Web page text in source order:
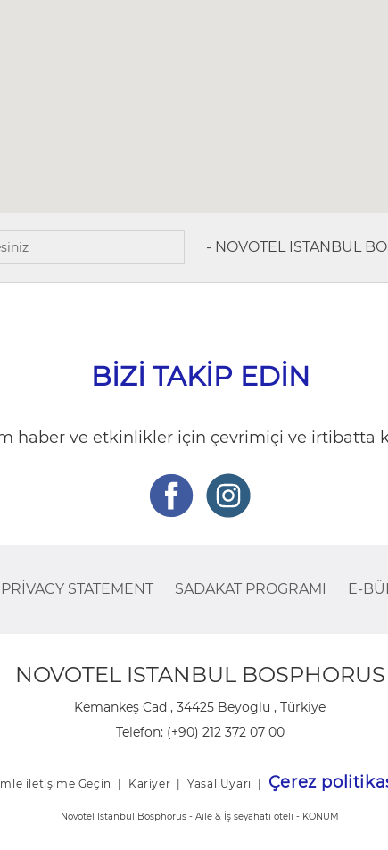
- NOVOTEL ISTANBUL
BIZI TAKIP EDIN
haber ve etkinlikler için çevrimiçi ve irtibatta
STATEMENT SADAKAT PROGRAMI E-
NOVOTEL ISTANBUL BOSPHORUS
Kemankeş Cad , 34425 Beyoglu , Türkiye
Telefon: (+90) 212 372 07 00
iletişime Geçin Kariyer |Yasal Uyarı Çerez
Novotel Istanbul Bosphorus - Aile & İş seyahati oteli - KONUM